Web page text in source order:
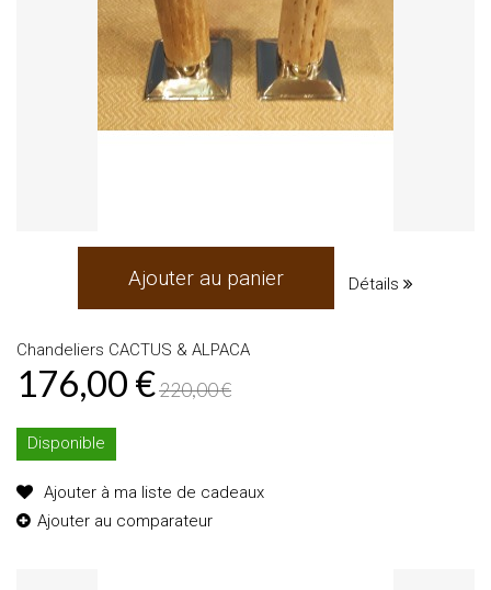
Ajouter au panier Détails
Chandeliers CACTUS & ALPACA
176,00 €220,00 €
Disponible
Ajouter à ma liste de cadeaux
Ajouter au comparateur